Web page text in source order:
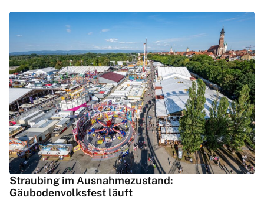
Straubing im Ausnahmezustand:
Gäubodenvolksfest läuft